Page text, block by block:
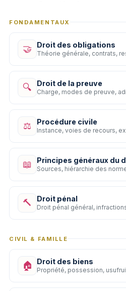
FONDAMENTAUX
🤝 Droit des obligations
Théorie générale, contrats,
🔍 Droit de la preuve
Charge, modes de preuve,
⚖️ Procédure civile
Instance, voies de recours,
📖 Principes généraux du
Sources, hiérarchie des
🔨 Droit pénal
Droit pénal général,
CIVIL & FAMILLE
🏠 Droit des biens
Propriété, possession,